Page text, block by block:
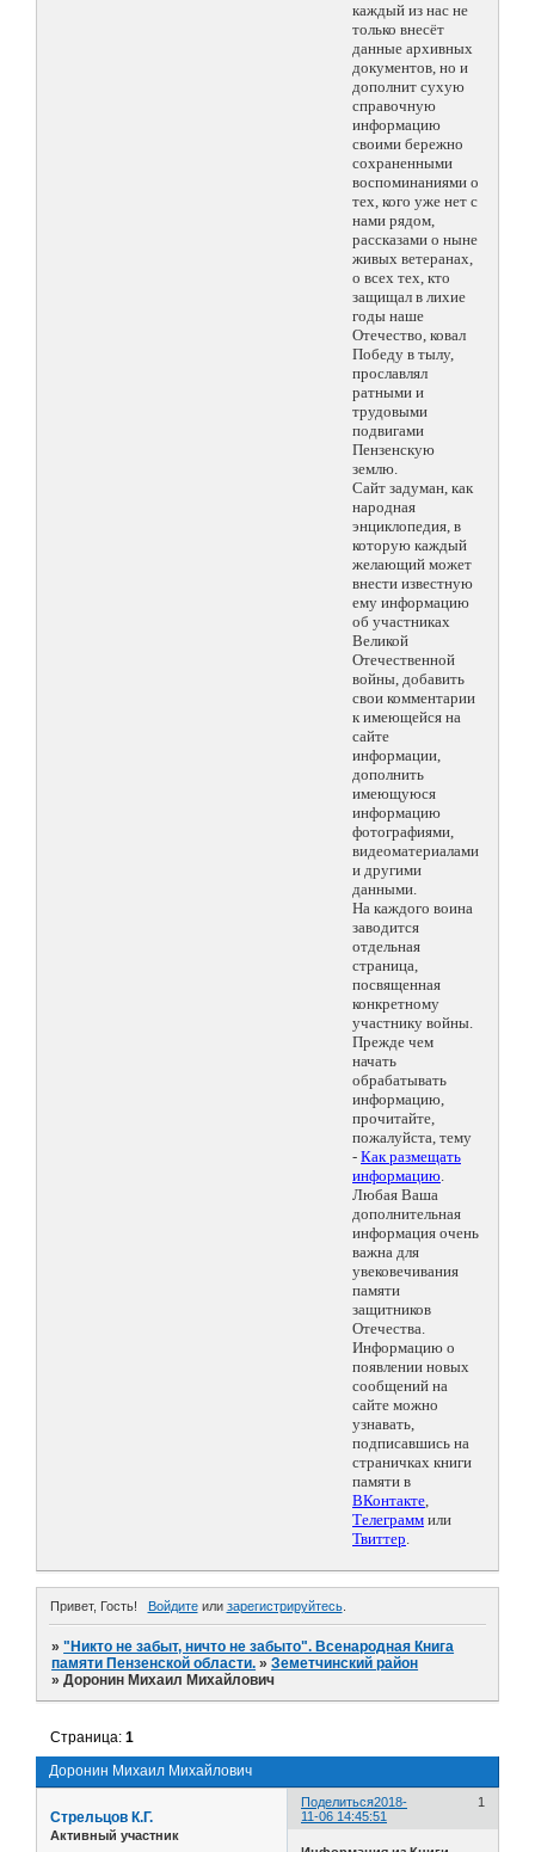
каждый из нас не
только внесёт
данные архивных
документов, но и
дополнит сухую
справочную
информацию
своими бережно
сохраненными
воспоминаниями о
тех, кого уже нет с
нами рядом,
рассказами о ныне
живых ветеранах,
о всех тех, кто
защищал в лихие
годы наше
Отечество, ковал
Победу в тылу,
прославлял
ратными и
трудовыми
подвигами
Пензенскую
землю.
Сайт задуман, как
народная
энциклопедия, в
которую каждый
желающий может
внести известную
ему информацию
об участниках
Великой
Отечественной
войны, добавить
свои комментарии
к имеющейся на
сайте
информации,
дополнить
имеющуюся
информацию
фотографиями,
видеоматериалами
и другими
данными.
На каждого воина
заводится
отдельная
страница,
посвященная
конкретному
участнику войны.
Прежде чем
начать
обрабатывать
информацию,
прочитайте,
пожалуйста, тему
- Как размещать
информацию.
Любая Ваша
дополнительная
информация очень
важна для
увековечивания
памяти
защитников
Отечества.
Информацию о
появлении новых
сообщений на
сайте можно
узнавать,
подписавшись на
страничках книги
памяти в
ВКонтакте,
Телеграмм или
Твиттер.
Привет, Гость! Войдитеили зарегистрируйтесь.
»"Никто не забыт, ничто не забыто". Всенародная Книга
памяти Пензенской области. »Земетчинский район
»Доронин Михаил Михайлович
Доронин Михаил Михайлович
Страница:1
Поделиться 1
2018-
11-06 14:45:51
Стрельцов К.Г.
Активный участник